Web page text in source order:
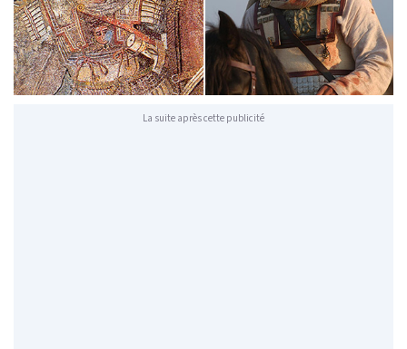
La suite après cette publicité